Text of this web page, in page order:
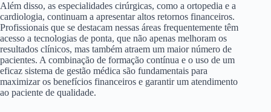
Além disso, as especialidades cirúrgicas, como a ortopedia e a
cardiologia, continuam a apresentar altos retornos financeiros.
Profissionais que se destacam nessas áreas frequentemente têm
acesso a tecnologias de ponta, que não apenas melhoram os
resultados clínicos, mas também atraem um maior número de
pacientes. A combinação de formação contínua e o uso de um
eficaz sistema de gestão médica são fundamentais para
maximizar os benefícios financeiros e garantir um atendimento
ao paciente de qualidade.